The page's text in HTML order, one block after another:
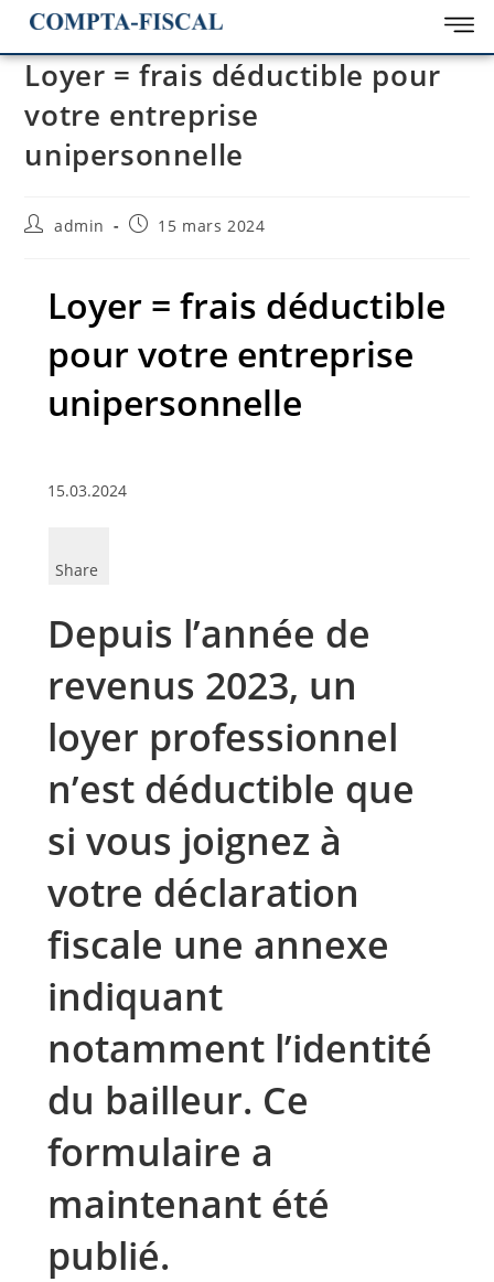
Loyer = frais déductible pour
votre entreprise
unipersonnelle
admin 15 mars 2024
Loyer = frais déductible
pour votre entreprise
unipersonnelle
15.03.2024
Share
Depuis l’année de
revenus 2023, un
loyer professionnel
n’est déductible que
si vous joignez à
votre déclaration
fiscale une annexe
indiquant
notamment l’identité
du bailleur. Ce
formulaire a
maintenant été
publié.